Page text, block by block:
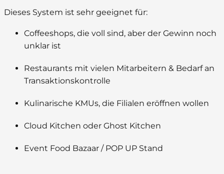
Dieses System ist sehr geeignet für:
Coffeeshops, die voll sind, aber der Gewinn noch
unklar ist
Restaurants mit vielen Mitarbeitern & Bedarf an
Transaktionskontrolle
Kulinarische KMUs, die Filialen eröffnen wollen
Cloud Kitchen oder Ghost Kitchen
Event Food Bazaar / POP UP Stand